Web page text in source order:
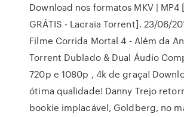
Download nos formatos MKV | MP4
GRÁTIS - Lacraia Torrent]. 23/06/
Filme Corrida Mortal 4 - Além da
Torrent Dublado & Dual Áudio
720p e 1080p , 4k de graça!
ótima qualidade! Danny Trejo
bookie implacável, Goldberg, no